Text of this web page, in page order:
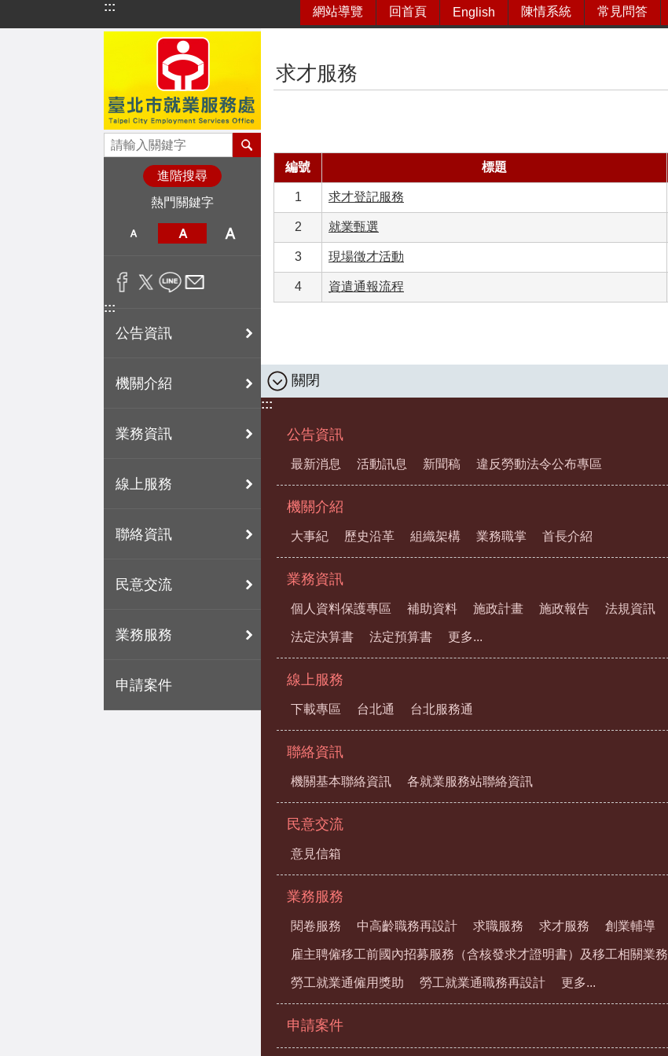
跳到主要內容區塊
::: 網站導覽 回首頁 English 陳情系統 常見問答
進階搜尋
熱門關鍵字
:::
公告資訊
機關介紹
業務資訊
線上服務
聯絡資訊
民意交流
業務服務
申請案件
求才服務
編號 標題
1 求才登記服務
2 就業甄選
3 現場徵才活動
4 資遣通報流程
關閉
:::
公告資訊
最新消息 活動訊息 新聞稿 違反勞動法令公布專區
機關介紹
大事紀 歷史沿革 組織架構 業務職掌 首長介紹
業務資訊
個人資料保護專區 補助資料 施政計畫 施政報告 法規資訊
法定決算書 法定預算書 更多...
線上服務
下載專區 台北通 台北服務通
聯絡資訊
機關基本聯絡資訊 各就業服務站聯絡資訊
民意交流
意見信箱
業務服務
閱卷服務 中高齡職務再設計 求職服務 求才服務 創業輔導
雇主聘僱移工前國內招募服務（含核發求才證明書）及移工相關業務
勞工就業通僱用獎助 勞工就業通職務再設計 更多...
申請案件